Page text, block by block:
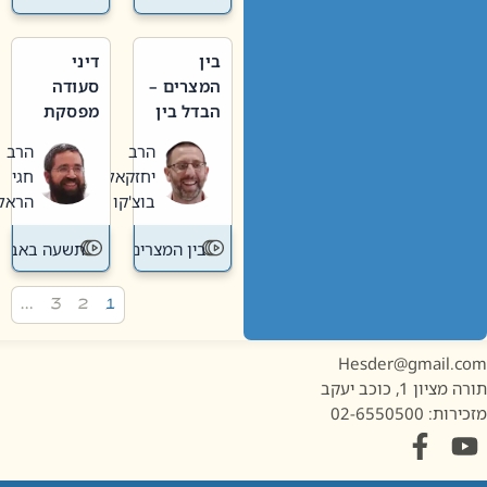
בין
המצרים –
הבדל בין
חדשה
לישנה
הרב
יחזקאל
בוצ'קו
בין המצרים
דיני
סעודה
מפסקת
תשעה
באב
הרב
חגי
הראל
תשעה באב
1, כוכב יעקב
02-6550500